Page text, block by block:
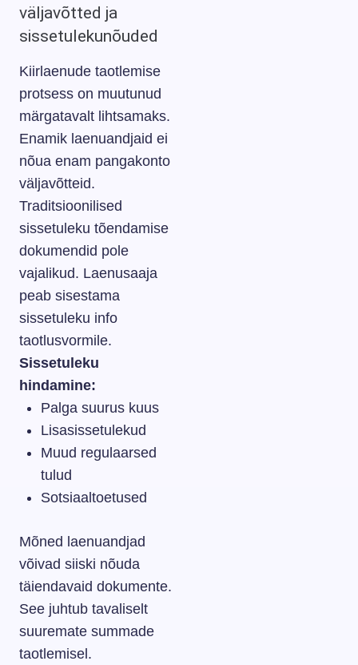
väljavõtted ja
sissetulekunõuded
Kiirlaenude taotlemise
protsess on muutunud
märgatavalt lihtsamaks.
Enamik laenuandjaid ei
nõua enam pangakonto
väljavõtteid.
Traditsioonilised
sissetuleku tõendamise
dokumendid pole
vajalikud. Laenusaaja
peab sisestama
sissetuleku info
taotlusvormile.
Sissetuleku
hindamine:
Palga suurus kuus
Lisasissetulekud
Muud regulaarsed
tulud
Sotsiaaltoetused
Mõned laenuandjad
võivad siiski nõuda
täiendavaid dokumente.
See juhtub tavaliselt
suuremate summade
taotlemisel.